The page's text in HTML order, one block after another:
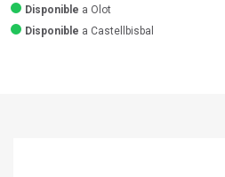
Disponible a Olot
Disponible a Castellbisbal